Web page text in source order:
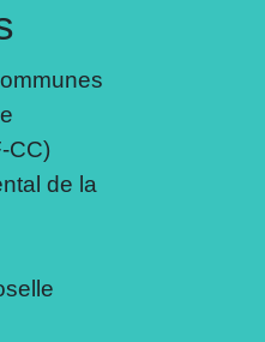
CC)
de la